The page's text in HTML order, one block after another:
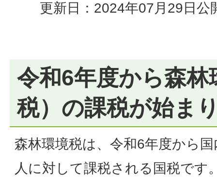
更新日：2024年07月29日 公
令和6年度から森林
税）の課税が始ま
森林環境税は、令和6年度から
人に対して課税される国税です